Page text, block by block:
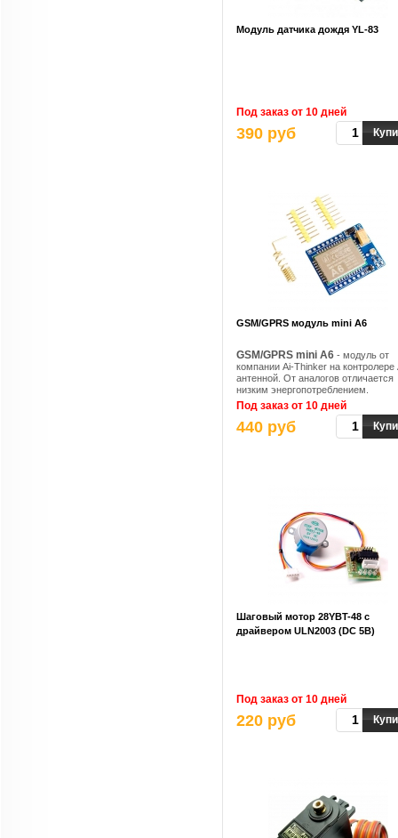
Модуль датчика дождя YL-83
Под заказ от 10 дней
390 руб
GSM/GPRS модуль mini A6
GSM/GPRS mini A6 - модуль от
компании Ai-Thinker на контролере
антенной. От аналогов отличается
низким энергопотреблением.
Поддержка стандартных GSM
07.07,07.05 AT-команд, а так же
специальных команд AI-THINKER.
Под заказ от 10 дней
440 руб
Шаговый мотор 28YBT-48 с
драйвером ULN2003 (DC 5В)
Под заказ от 10 дней
220 руб